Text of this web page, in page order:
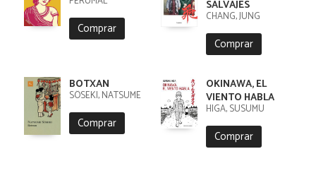
Comprar
SALVAJES
CHANG, JUNG
Comprar
BOTXAN
SÔSEKI, NATSUME
Comprar
OKINAWA, EL
VIENTO HABLA
HIGA, SUSUMU
Comprar